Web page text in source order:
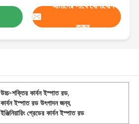
আমাদের সাথে যোগাযোগ
করুন
উচ্চ-শক্তির কার্বন ইস্পাত রড,
কার্বন ইস্পাত রড উৎপাদন জন্য,
ইঞ্জিনিয়ারিং গ্রেডের কার্বন ইস্পাত রড